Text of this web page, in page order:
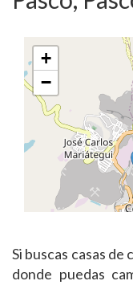
+
−
Si buscas casas de
donde puedas